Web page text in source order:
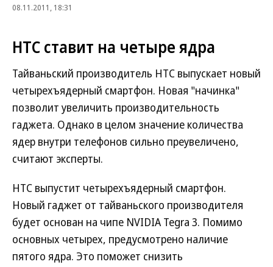
08.11.2011, 18:31
HTC ставит на четыре ядра
Тайваньский производитель HTC выпускает новый
четырехъядерный смартфон. Новая "начинка"
позволит увеличить производительность
гаджета. Однако в целом значение количества
ядер внутри телефонов сильно преувеличено,
считают эксперты.
HTC выпустит четырехъядерный смартфон.
Новый гаджет от тайваньского производителя
будет основан на чипе NVIDIA Tegra 3. Помимо
основных четырех, предусмотрено наличие
пятого ядра. Это поможет снизить